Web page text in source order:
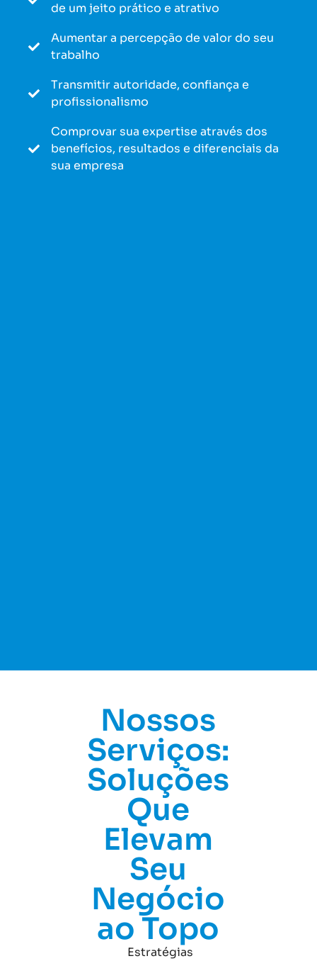
de um jeito prático e atrativo
Aumentar a percepção de valor do seu
trabalho
Transmitir autoridade, confiança e
profissionalismo
Comprovar sua expertise através dos
benefícios, resultados e diferenciais da
sua empresa
Nossos
Serviços:
Soluções
Que
Elevam
Seu
Negócio
ao Topo
Estratégias